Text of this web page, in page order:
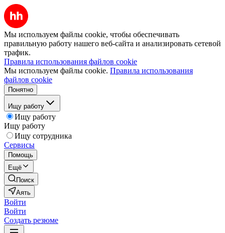
Мы используем файлы cookie, чтобы обеспечивать
правильную работу нашего веб-сайта и анализировать сетевой
трафик.
Правила использования файлов cookie
Мы используем файлы cookie. Правила использования
файлов cookie
Понятно
Ищу работу
Ищу работу
Ищу работу
Ищу сотрудника
Сервисы
Помощь
Ещё
Поиск
Аять
Войти
Войти
Создать резюме